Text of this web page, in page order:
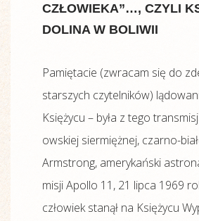
CZŁOWIEKA”…, CZYLI
DOLINA W BOLIWII
Pamiętacie (zwracam się do
starszych czytelników)
Księżycu – była z tego
owskiej siermiężnej, czarno-
Armstrong, amerykański
misji Apollo 11, 21 lipca 1969
człowiek stanął na Księżycu